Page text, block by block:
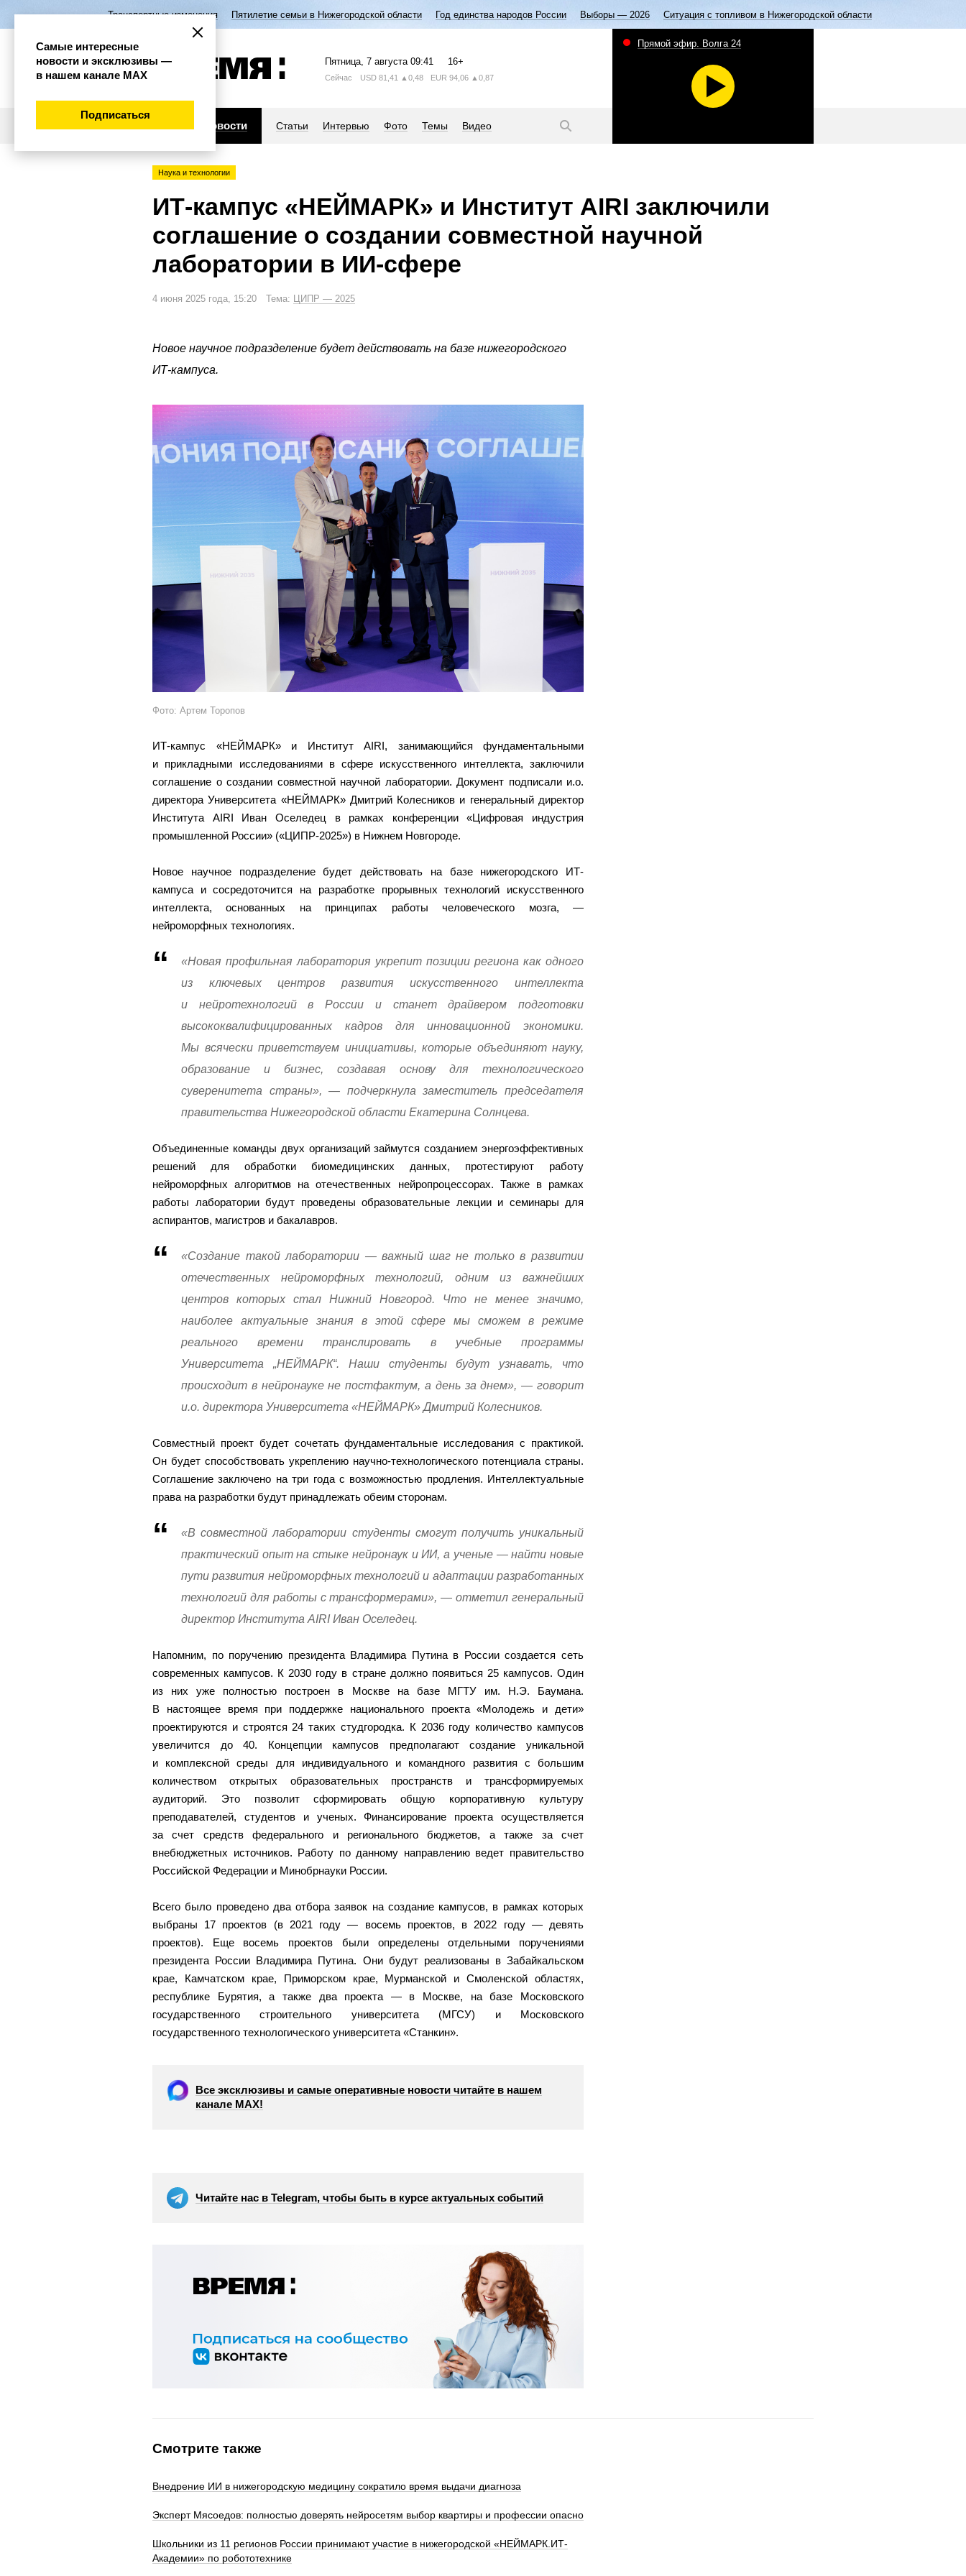
Транспортные изменения Пятилетие семьи в Нижегородской области Год единства народов России Выборы — 2026 Ситуация с топливом в Нижегородской области
Пятница, 7 августа 09:41 16+
Сейчас USD 81,41 ▲0,48 EUR 94,06 ▲0,87
Новости Статьи Интервью Фото Темы Видео
Прямой эфир. Волга 24
Наука и технологии
ИТ-кампус «НЕЙМАРК» и Институт AIRI заключили
соглашение о создании совместной научной
лаборатории в ИИ-сфере
4 июня 2025 года, 15:20 Тема: ЦИПР — 2025
Новое научное подразделение будет действовать на базе нижегородского
ИТ-кампуса.
Фото: Артем Торопов
ИТ-кампус «НЕЙМАРК» и Институт AIRI, занимающийся фундаментальными
и прикладными исследованиями в сфере искусственного интеллекта, заключили
соглашение о создании совместной научной лаборатории. Документ подписали и.о.
директора Университета «НЕЙМАРК» Дмитрий Колесников и генеральный директор
Института AIRI Иван Оселедец в рамках конференции «Цифровая индустрия
промышленной России» («ЦИПР-2025») в Нижнем Новгороде.
Новое научное подразделение будет действовать на базе нижегородского ИТ-
кампуса и сосредоточится на разработке прорывных технологий искусственного
интеллекта, основанных на принципах работы человеческого мозга, —
нейроморфных технологиях.
«Новая профильная лаборатория укрепит позиции региона как одного
из ключевых центров развития искусственного интеллекта
и нейротехнологий в России и станет драйвером подготовки
высококвалифицированных кадров для инновационной экономики.
Мы всячески приветствуем инициативы, которые объединяют науку,
образование и бизнес, создавая основу для технологического
суверенитета страны», — подчеркнула заместитель председателя
правительства Нижегородской области Екатерина Солнцева.
Объединенные команды двух организаций займутся созданием энергоэффективных
решений для обработки биомедицинских данных, протестируют работу
нейроморфных алгоритмов на отечественных нейропроцессорах. Также в рамках
работы лаборатории будут проведены образовательные лекции и семинары для
аспирантов, магистров и бакалавров.
«Создание такой лаборатории — важный шаг не только в развитии
отечественных нейроморфных технологий, одним из важнейших
центров которых стал Нижний Новгород. Что не менее значимо,
наиболее актуальные знания в этой сфере мы сможем в режиме
реального времени транслировать в учебные программы
Университета „НЕЙМАРК“. Наши студенты будут узнавать, что
происходит в нейронауке не постфактум, а день за днем», — говорит
и.о. директора Университета «НЕЙМАРК» Дмитрий Колесников.
Совместный проект будет сочетать фундаментальные исследования с практикой.
Он будет способствовать укреплению научно-технологического потенциала страны.
Соглашение заключено на три года с возможностью продления. Интеллектуальные
права на разработки будут принадлежать обеим сторонам.
«В совместной лаборатории студенты смогут получить уникальный
практический опыт на стыке нейронаук и ИИ, а ученые — найти новые
пути развития нейроморфных технологий и адаптации разработанных
технологий для работы с трансформерами», — отметил генеральный
директор Института AIRI Иван Оселедец.
Напомним, по поручению президента Владимира Путина в России создается сеть
современных кампусов. К 2030 году в стране должно появиться 25 кампусов. Один
из них уже полностью построен в Москве на базе МГТУ им. Н.Э. Баумана.
В настоящее время при поддержке национального проекта «Молодежь и дети»
проектируются и строятся 24 таких студгородка. К 2036 году количество кампусов
увеличится до 40. Концепции кампусов предполагают создание уникальной
и комплексной среды для индивидуального и командного развития с большим
количеством открытых образовательных пространств и трансформируемых
аудиторий. Это позволит сформировать общую корпоративную культуру
преподавателей, студентов и ученых. Финансирование проекта осуществляется
за счет средств федерального и регионального бюджетов, а также за счет
внебюджетных источников. Работу по данному направлению ведет правительство
Российской Федерации и Минобрнауки России.
Всего было проведено два отбора заявок на создание кампусов, в рамках которых
выбраны 17 проектов (в 2021 году — восемь проектов, в 2022 году — девять
проектов). Еще восемь проектов были определены отдельными поручениями
президента России Владимира Путина. Они будут реализованы в Забайкальском
крае, Камчатском крае, Приморском крае, Мурманской и Смоленской областях,
республике Бурятия, а также два проекта — в Москве, на базе Московского
государственного строительного университета (МГСУ) и Московского
государственного технологического университета «Станкин».
Все эксклюзивы и самые оперативные новости читайте в нашем
канале МАХ!
Читайте нас в Telegram, чтобы быть в курсе актуальных событий
Смотрите также
Внедрение ИИ в нижегородскую медицину сократило время выдачи диагноза
Эксперт Мясоедов: полностью доверять нейросетям выбор квартиры и профессии опасно
Школьники из 11 регионов России принимают участие в нижегородской «НЕЙМАРК.ИТ-
Академии» по робототехнике
Самые интересные
новости и эксклюзивы —
в нашем канале МАХ
Подписаться